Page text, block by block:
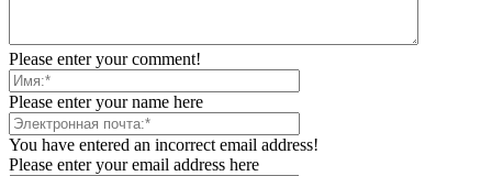
Please enter your comment!
Please enter your name here
You have entered an incorrect email address!
Please enter your email address here